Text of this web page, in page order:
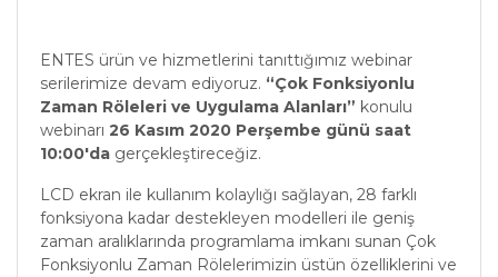
ENTES ürün ve hizmetlerini tanıttığımız webinar
serilerimize devam ediyoruz. “Çok Fonksiyonlu
Zaman Röleleri ve Uygulama Alanları” konulu
webinarı 26 Kasım 2020 Perşembe günü saat
10:00'da gerçekleştireceğiz.
LCD ekran ile kullanım kolaylığı sağlayan, 28 farklı
fonksiyona kadar destekleyen modelleri ile geniş
zaman aralıklarında programlama imkanı sunan Çok
Fonksiyonlu Zaman Rölelerimizin üstün özelliklerini ve